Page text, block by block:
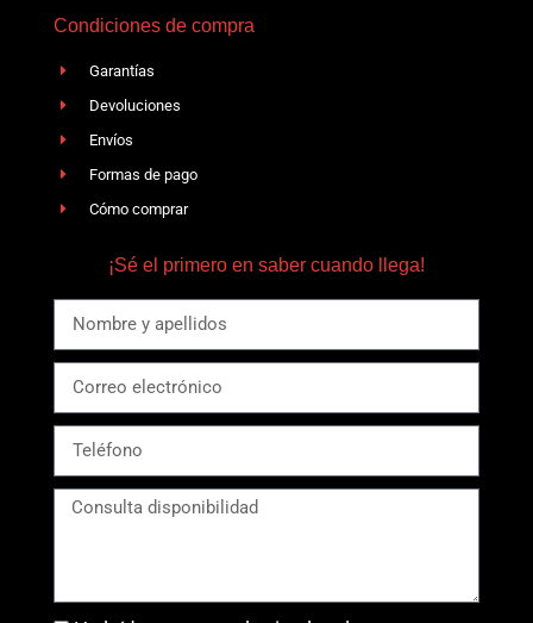
Condiciones de compra
Garantías
Devoluciones
Envíos
Formas de pago
Cómo comprar
¡Sé el primero en saber cuando llega!